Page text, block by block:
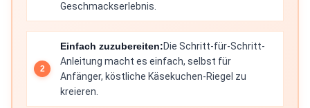
Geschmackserlebnis.
Einfach zuzubereiten:Die Schritt-für-Schritt-
Anleitung macht es einfach, selbst für
Anfänger, köstliche Käsekuchen-Riegel zu
kreieren.